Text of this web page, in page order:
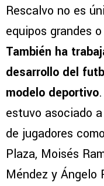
Rescalvo no es
equipos grandes
También ha
desarrollo del
modelo deportivo
estuvo asociado
de jugadores
Plaza, Moisés
Méndez y Ángelo